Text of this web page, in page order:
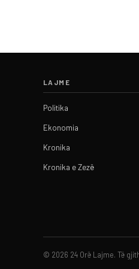
LAJME
Politika
Ekonomia
Kronika
Kronika e Zezë
© 2026 24 Orë Lajme. Të